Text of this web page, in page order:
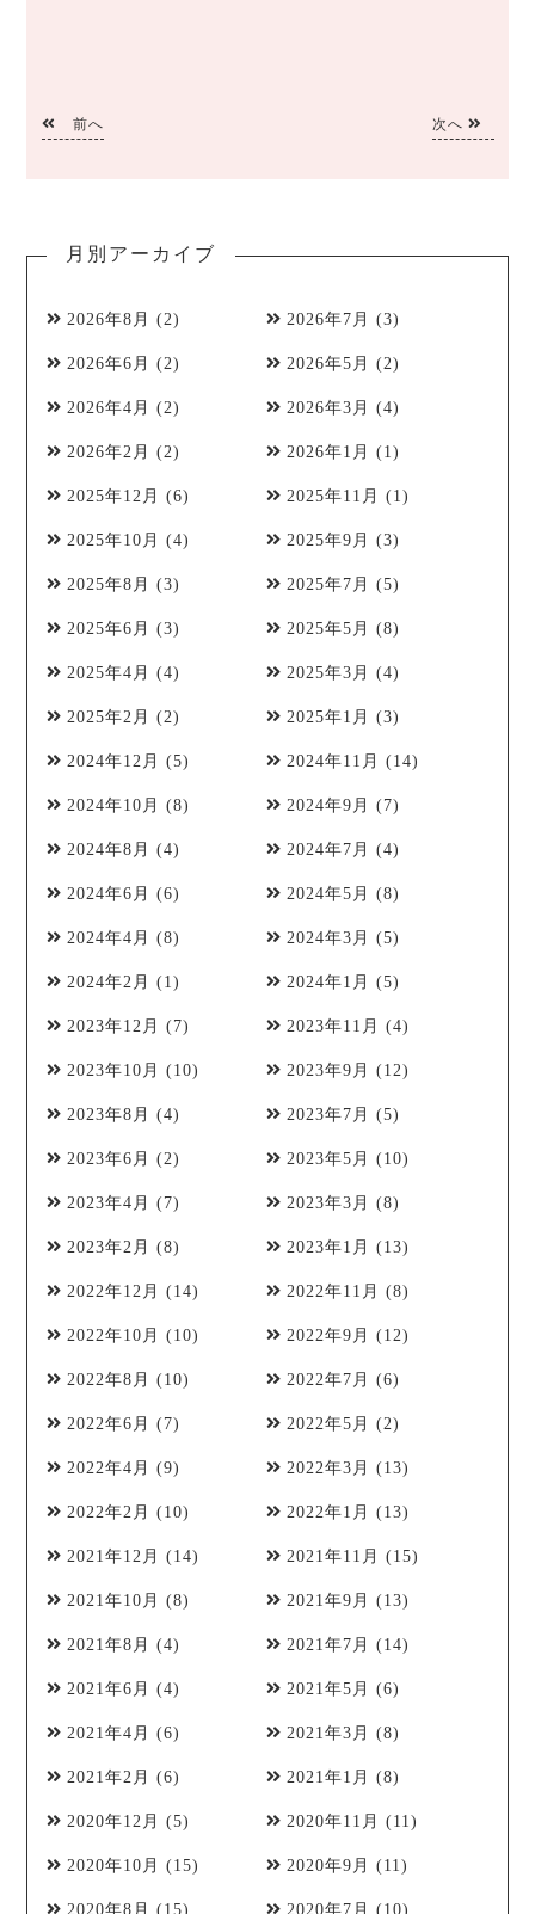
前へ 次へ
月別アーカイブ
2026年8月 (2) 2026年7月 (3)
2026年6月 (2) 2026年5月 (2)
2026年4月 (2) 2026年3月 (4)
2026年2月 (2) 2026年1月 (1)
2025年12月 (6) 2025年11月 (1)
2025年10月 (4) 2025年9月 (3)
2025年8月 (3) 2025年7月 (5)
2025年6月 (3) 2025年5月 (8)
2025年4月 (4) 2025年3月 (4)
2025年2月 (2) 2025年1月 (3)
2024年12月 (5) 2024年11月 (14)
2024年10月 (8) 2024年9月 (7)
2024年8月 (4) 2024年7月 (4)
2024年6月 (6) 2024年5月 (8)
2024年4月 (8) 2024年3月 (5)
2024年2月 (1) 2024年1月 (5)
2023年12月 (7) 2023年11月 (4)
2023年10月 (10) 2023年9月 (12)
2023年8月 (4) 2023年7月 (5)
2023年6月 (2) 2023年5月 (10)
2023年4月 (7) 2023年3月 (8)
2023年2月 (8) 2023年1月 (13)
2022年12月 (14) 2022年11月 (8)
2022年10月 (10) 2022年9月 (12)
2022年8月 (10) 2022年7月 (6)
2022年6月 (7) 2022年5月 (2)
2022年4月 (9) 2022年3月 (13)
2022年2月 (10) 2022年1月 (13)
2021年12月 (14) 2021年11月 (15)
2021年10月 (8) 2021年9月 (13)
2021年8月 (4) 2021年7月 (14)
2021年6月 (4) 2021年5月 (6)
2021年4月 (6) 2021年3月 (8)
2021年2月 (6) 2021年1月 (8)
2020年12月 (5) 2020年11月 (11)
2020年10月 (15) 2020年9月 (11)
2020年8月 (15) 2020年7月 (10)